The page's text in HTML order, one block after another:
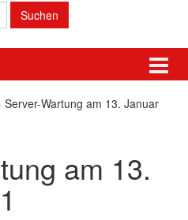
Server-Wartung am 13. Januar
am 13.